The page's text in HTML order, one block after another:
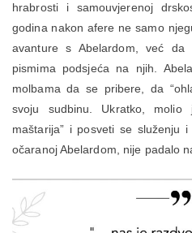
hrabrosti i samouvjerenoj
godina nakon afere ne samo
avanture s Abelardom, već
pismima podsjeća na njih.
molbama da se pribere, da
svoju sudbinu. Ukratko,
maštarija” i posveti se služenju
očaranoj Abelardom, nije padalo